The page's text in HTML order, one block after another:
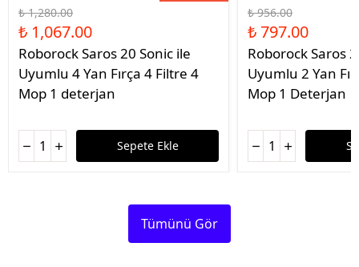
₺ 1,280.00
₺ 1,067.00
Roborock Saros 20 Sonic ile
Uyumlu 4 Yan Fırça 4 Filtre 4
Mop 1 deterjan
Sepete Ekle
₺ 956.00
₺ 797.00
Roborock Saros
Uyumlu 2 Yan
Mop 1 Deterjan
Tümünü Gör